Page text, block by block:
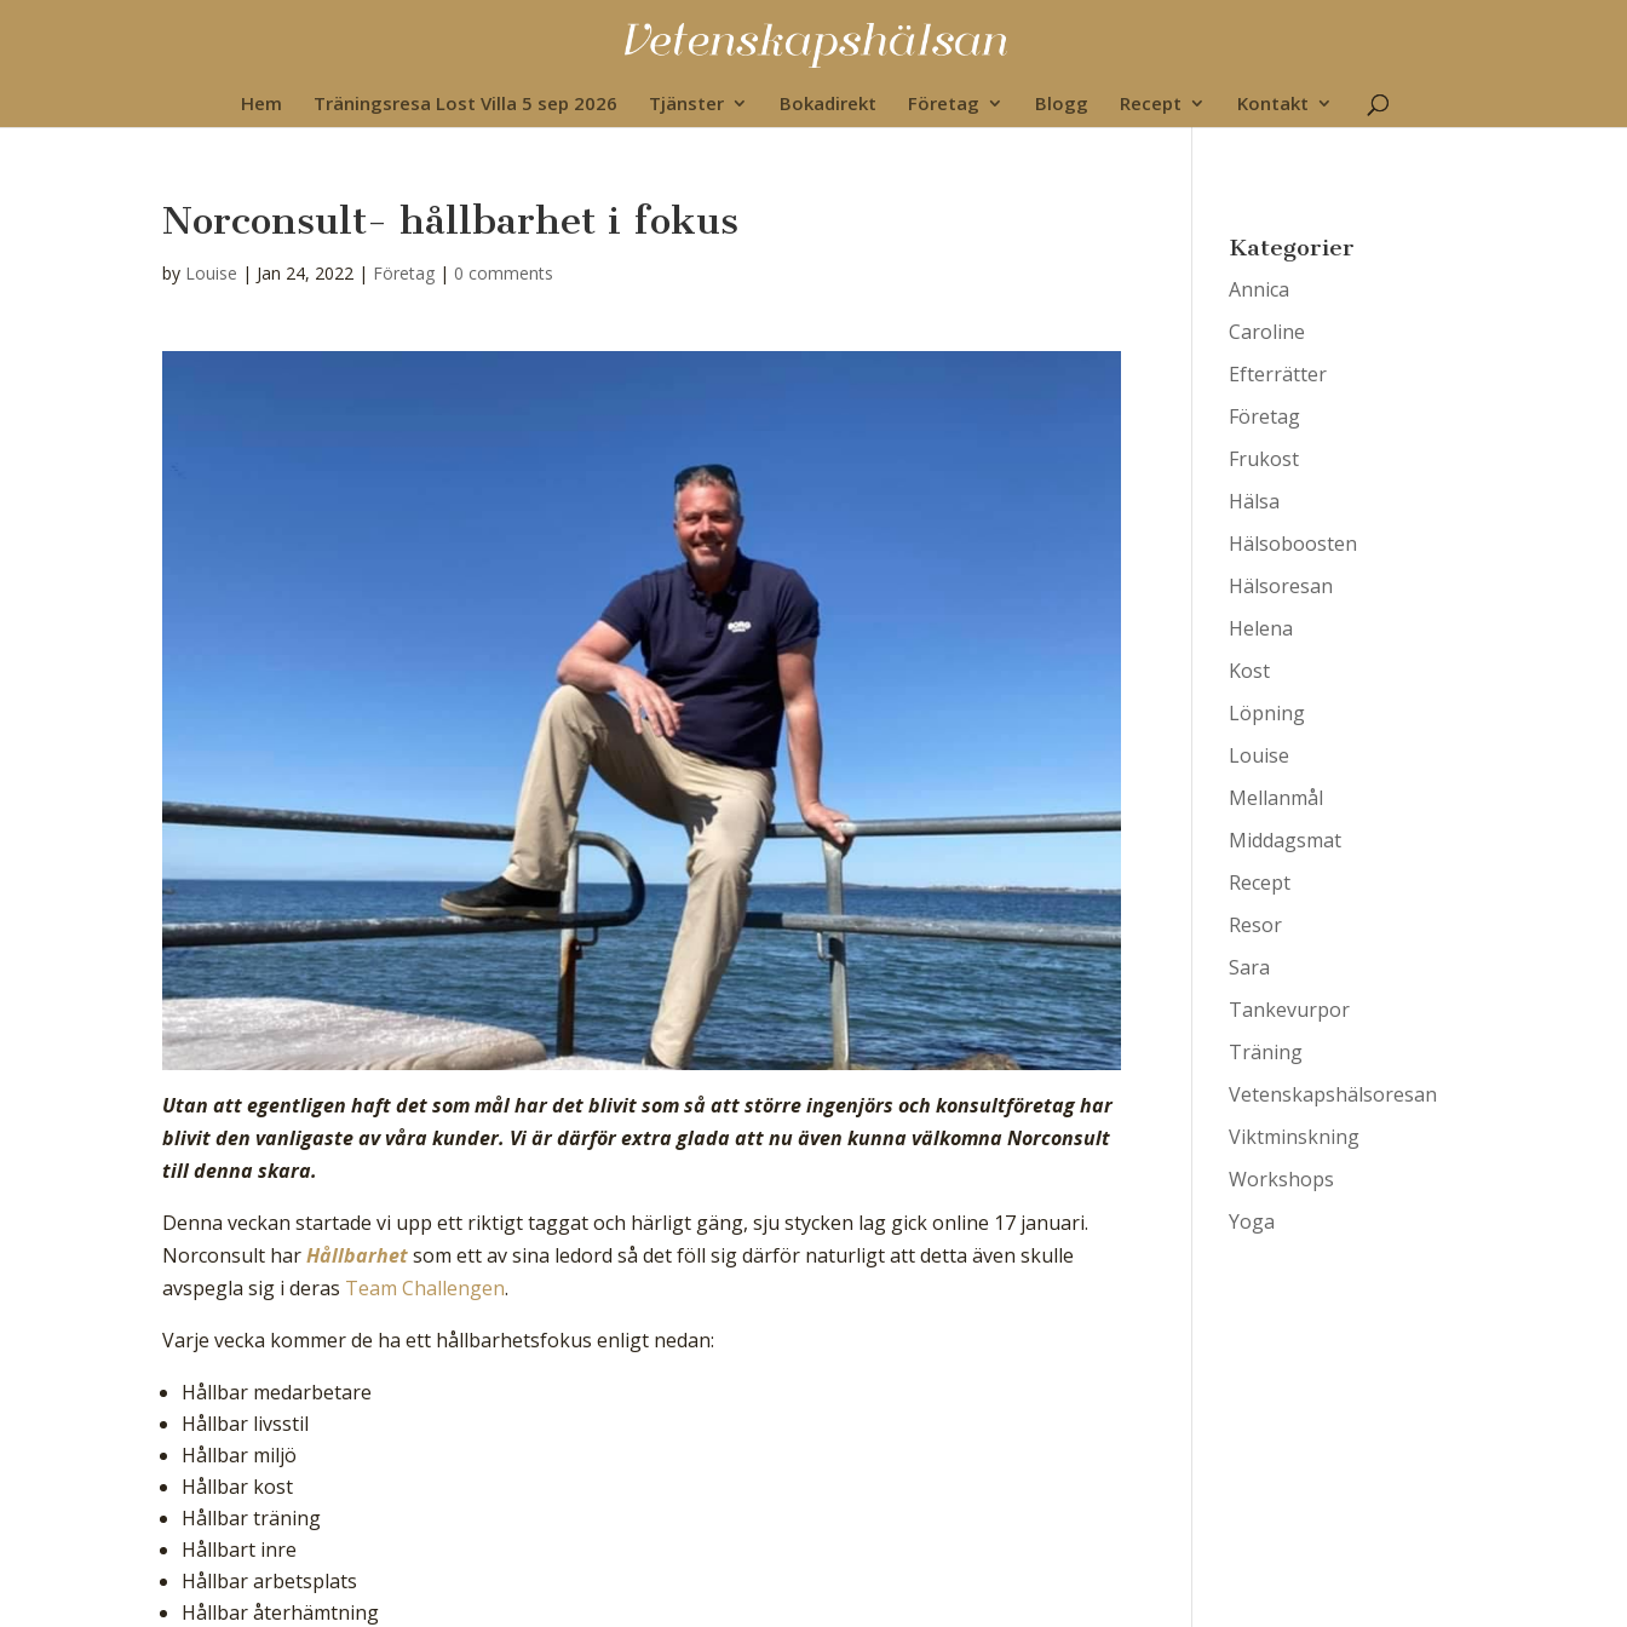
Hem Träningsresa Lost Villa 5 sep 2026 Tjänster Bokadirekt Företag Blogg Recept Kontakt
Norconsult- hållbarhet i fokus
by Louise | Jan 24, 2022 | Företag | 0 comments
Utan att egentligen haft det som mål har det blivit som så att större ingenjörs och konsultföretag har
blivit den vanligaste av våra kunder. Vi är därför extra glada att nu även kunna välkomna Norconsult
till denna skara.
Denna veckan startade vi upp ett riktigt taggat och härligt gäng, sju stycken lag gick online 17 januari.
Norconsult harHållbarhet som ett av sina ledord så det föll sig därför naturligt att detta även skulle
avspegla sig i deras Team Challengen.
Varje vecka kommer de ha ett hållbarhetsfokus enligt nedan:
Hållbar medarbetare
Hållbar livsstil
Hållbar miljö
Hållbar kost
Hållbar träning
Hållbart inre
Hållbar arbetsplats
Hållbar återhämtning
Kategorier
Annica
Caroline
Efterrätter
Företag
Frukost
Hälsa
Hälsoboosten
Hälsoresan
Helena
Kost
Löpning
Louise
Mellanmål
Middagsmat
Recept
Resor
Sara
Tankevurpor
Träning
Vetenskapshälsoresan
Viktminskning
Workshops
Yoga